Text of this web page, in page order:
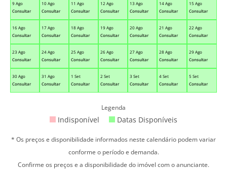
9 Ago
Consultar
10 Ago
Consultar
11 Ago
Consultar
12 Ago
Consultar
13 Ago
Consultar
14 Ago
Consultar
15 Ago
Consultar
16 Ago
Consultar
17 Ago
Consultar
18 Ago
Consultar
19 Ago
Consultar
20 Ago
Consultar
21 Ago
Consultar
22 Ago
Consultar
23 Ago
Consultar
24 Ago
Consultar
25 Ago
Consultar
26 Ago
Consultar
27 Ago
Consultar
28 Ago
Consultar
29 Ago
Consultar
30 Ago
Consultar
31 Ago
Consultar
1 Set
Consultar
2 Set
Consultar
3 Set
Consultar
4 Set
Consultar
5 Set
Consultar
Legenda
Indisponível Datas Disponíveis
* Os preços e disponibilidade informados neste calendário podem variar
conforme o período e demanda.
Confirme os preços e a disponibilidade do imóvel com o anunciante.